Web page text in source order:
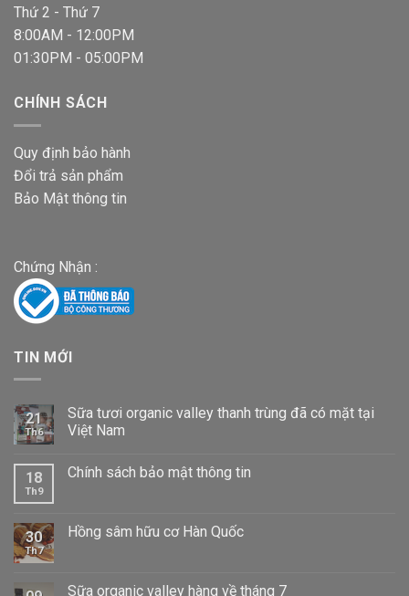
Thứ 2 - Thứ 7
8:00AM - 12:00PM
01:30PM - 05:00PM
CHÍNH SÁCH
Quy định bảo hành
Đổi trả sản phẩm
Bảo Mật thông tin
Chứng Nhận :
TIN MỚI
21
Th6
Sữa tươi organic valley thanh trùng đã có mặt tại
Việt Nam
18
Th9
Chính sách bảo mật thông tin
30
Th7
Hồng sâm hữu cơ Hàn Quốc
Sữa organic valley hàng về tháng 7